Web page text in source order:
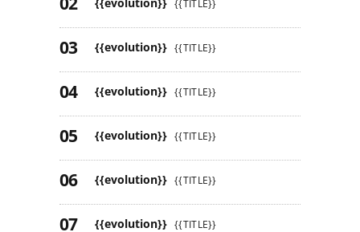
{{TITLE}}
{{evolution}} {{TITLE}}
{{evolution}} {{TITLE}}
{{evolution}} {{TITLE}}
{{evolution}} {{TITLE}}
{{evolution}} {{TITLE}}